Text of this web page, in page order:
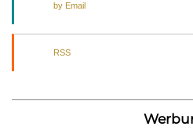
by Email
RSS